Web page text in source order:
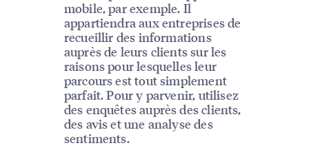
mobile, par exemple. Il
appartiendra aux entreprises de
recueillir des informations
auprès de leurs clients sur les
raisons pour lesquelles leur
parcours est tout simplement
parfait. Pour y parvenir, utilisez
des enquêtes auprès des clients,
des avis et une analyse des
sentiments.